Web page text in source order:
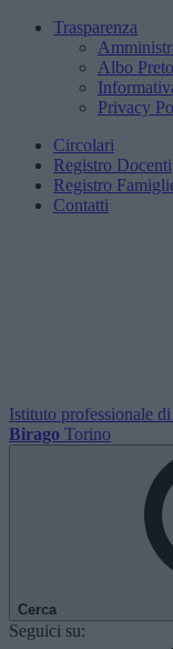
Trasparenza
Albo
Privacy
Circolari
Registro Docenti
Registro
Contatti
Istituto professionale
Birago Torino
Cerca
Seguici su: